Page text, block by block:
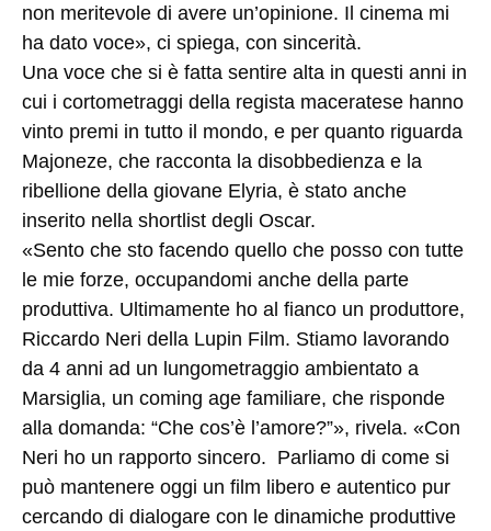
non meritevole di avere un’opinione. Il cinema mi
ha dato voce», ci spiega, con sincerità.
Una voce che si è fatta sentire alta in questi anni in
cui i cortometraggi della regista maceratese hanno
vinto premi in tutto il mondo, e per quanto riguarda
Majoneze, che racconta la disobbedienza e la
ribellione della giovane Elyria, è stato anche
inserito nella shortlist degli Oscar.
«Sento che sto facendo quello che posso con tutte
le mie forze, occupandomi anche della parte
produttiva. Ultimamente ho al fianco un produttore,
Riccardo Neri della Lupin Film. Stiamo lavorando
da 4 anni ad un lungometraggio ambientato a
Marsiglia, un coming age familiare, che risponde
alla domanda: “Che cos’è l’amore?”», rivela. «Con
Neri ho un rapporto sincero. Parliamo di come si
può mantenere oggi un film libero e autentico pur
cercando di dialogare con le dinamiche produttive